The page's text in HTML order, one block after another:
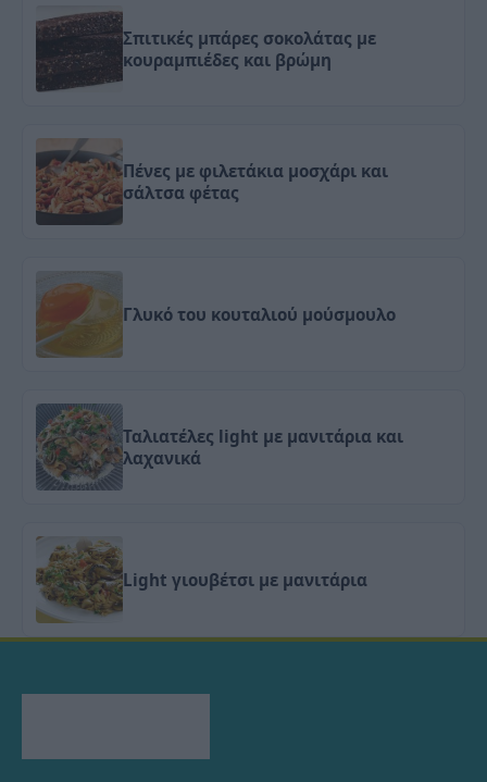
Σπιτικές μπάρες σοκολάτας με
κουραμπιέδες και βρώμη
Πένες με φιλετάκια μοσχάρι και
σάλτσα φέτας
Γλυκό του κουταλιού μούσμουλο
Ταλιατέλες light με μανιτάρια και
λαχανικά
Light γιουβέτσι με μανιτάρια